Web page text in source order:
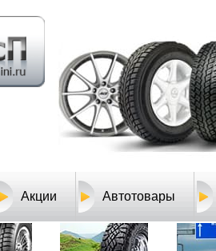
Акции Автотовары